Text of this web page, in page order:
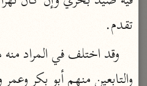
ابن جرير الطبري (٣١٠ هـ)
تفسير القرآن العظيم
ابن كثير (٧٧٤ هـ)
تقدم.